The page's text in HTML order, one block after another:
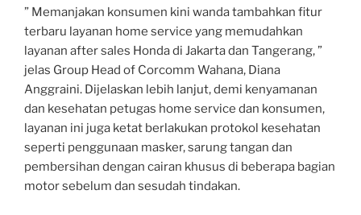
” Memanjakan konsumen kini wanda tambahkan fitur
terbaru layanan home service yang memudahkan
layanan after sales Honda di Jakarta dan Tangerang, ”
jelas Group Head of Corcomm Wahana, Diana
Anggraini. Dijelaskan lebih lanjut, demi kenyamanan
dan kesehatan petugas home service dan konsumen,
layanan ini juga ketat berlakukan protokol kesehatan
seperti penggunaan masker, sarung tangan dan
pembersihan dengan cairan khusus di beberapa bagian
motor sebelum dan sesudah tindakan.